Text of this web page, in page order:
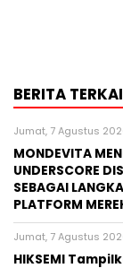
BERITA
Jumat, 7 Agustus
MONDEVITA
UNDERSCORE
SEBAGAI
PLATFORM
Jumat, 7 Agustus
HIKSEMI